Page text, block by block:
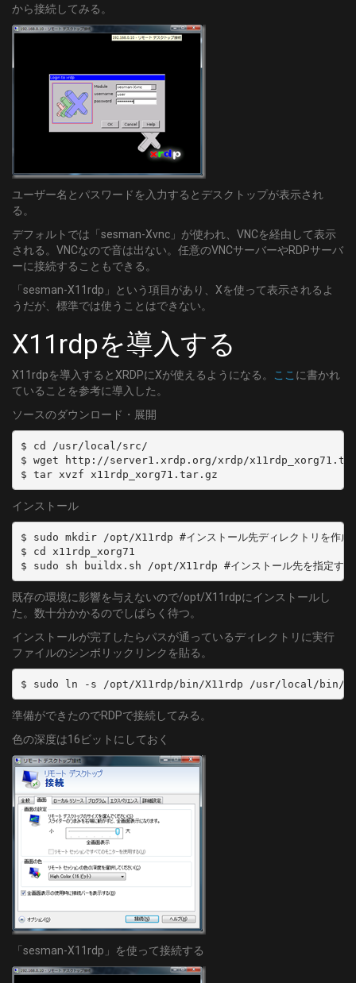
から接続してみる。
ユーザー名とパスワードを入力するとデスクトップが表示され
る。
デフォルトでは「sesman-Xvnc」が使われ、VNCを経由して表示
される。VNCなので音は出ない。任意のVNCサーバーやRDPサーバ
ーに接続することもできる。
「sesman-X11rdp」という項目があり、Xを使って表示されるよ
うだが、標準では使うことはできない。
X11rdpを導入する
X11rdpを導入するとXRDPにXが使えるようになる。 ここ に書かれ
ていることを参考に導入した。
ソースのダウンロード・展開
$ cd /usr/local/src/
$ wget http://server1.xrdp.org/xrdp/
$ tar xvzf x11rdp_xorg71.tar.gz
インストール
$ sudo mkdir /opt/X11rdp #インストール先ディレクトリを作成
$ cd x11rdp_xorg71
$ sudo sh buildx.sh /opt/X11rdp #インストール先を指定する
既存の環境に影響を与えないので/opt/X11rdpにインストールし
た。数十分かかるのでしばらく待つ。
インストールが完了したらパスが通っているディレクトリに実行
ファイルのシンボリックリンクを貼る。
$ sudo ln -s /opt/X11rdp/bin/X11rdp /usr/local/bin/
準備ができたのでRDPで接続してみる。
色の深度は16ビットにしておく
「sesman-X11rdp」を使って接続する